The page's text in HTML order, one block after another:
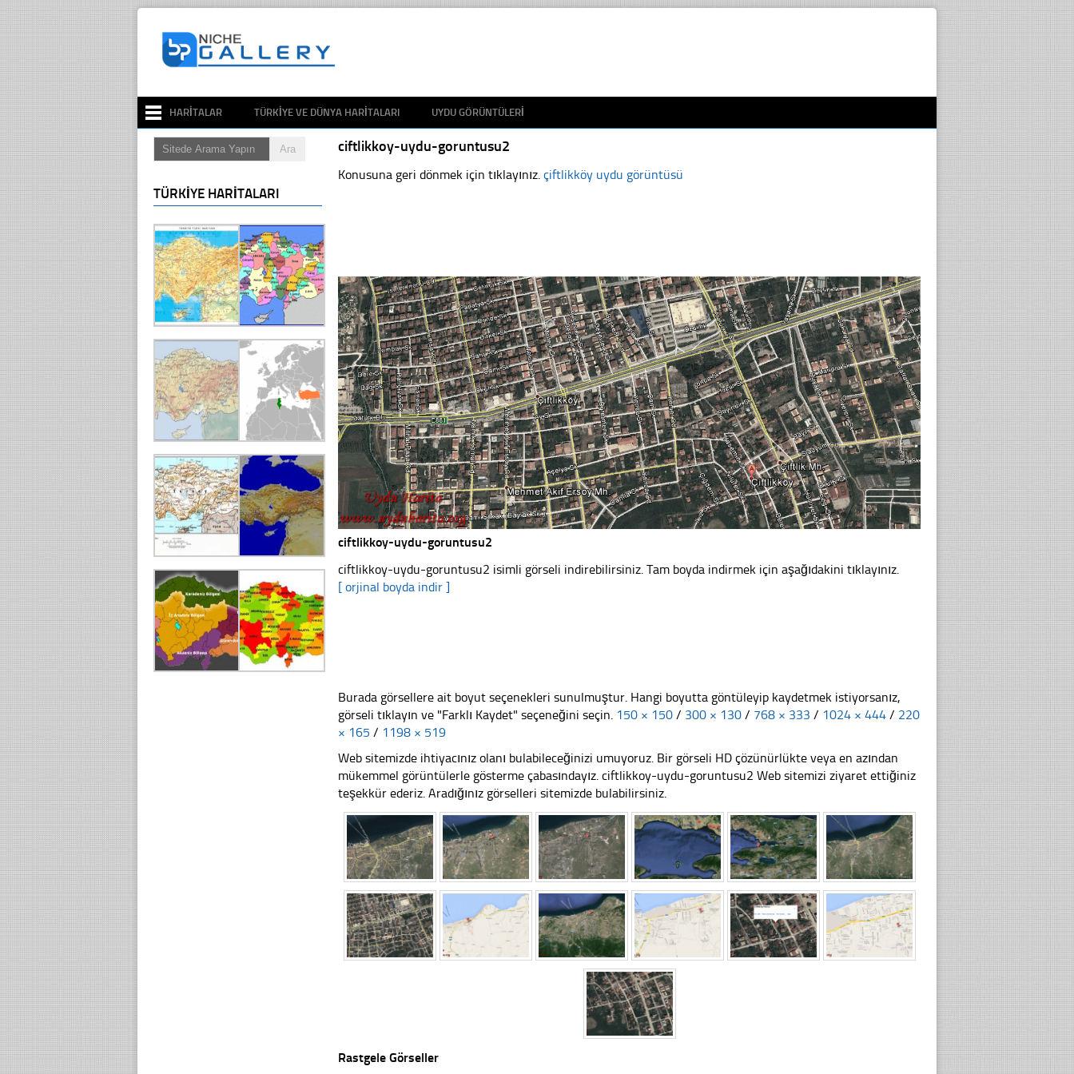
HARITALAR TÜRKIYE VE DÜNYA HARITALARI UYDU GÖRÜNTÜLERI
ciftlikkoy-uydu-goruntusu2
Konusuna geri dönmek için tıklayınız.çiftlikköy uydu görüntüsü
ciftlikkoy-uydu-goruntusu2
ciftlikkoy-uydu-goruntusu2 isimli görseli indirebilirsiniz. Tam boyda indirmek için aşağıdakini tıklayınız.
[ orjinal boyda indir ]
Burada görsellere ait boyut seçenekleri sunulmuştur. Hangi boyutta göntüleyip kaydetmek istiyorsanız,
görseli tıklayın ve "Farklı Kaydet" seçeneğini seçin. 150 × 150 / 300 × 130 / 768 × 333 / 1024 × 444 / 220
× 165 / 1198 × 519
Web sitemizde ihtiyacınız olanı bulabileceğinizi umuyoruz. Bir görseli HD çözünürlükte veya en azından
mükemmel görüntülerle gösterme çabasındayız. ciftlikkoy-uydu-goruntusu2 Web sitemizi ziyaret ettiğiniz
teşekkür ederiz. Aradığınız görselleri sitemizde bulabilirsiniz.
Rastgele Görseller
TÜRKIYE HARITALARI